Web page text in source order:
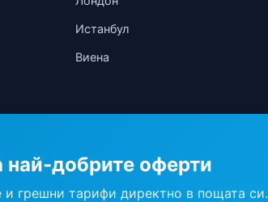
Истанбул
Виена
най-добрите оферти
и грешни тарифи директно в пощата си.